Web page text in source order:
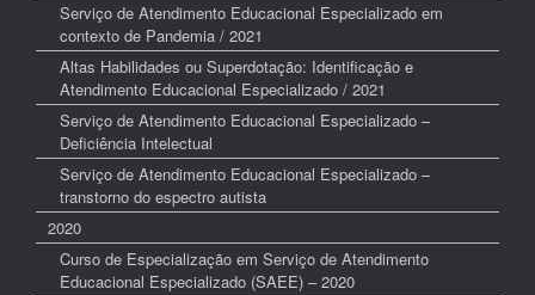
Serviço de Atendimento Educacional Especializado em
contexto de Pandemia / 2021
Altas Habilidades ou Superdotação: Identificação e
Atendimento Educacional Especializado / 2021
Serviço de Atendimento Educacional Especializado –
Deficiência Intelectual
Serviço de Atendimento Educacional Especializado –
transtorno do espectro autista
2020
Curso de Especialização em Serviço de Atendimento
Educacional Especializado (SAEE) – 2020